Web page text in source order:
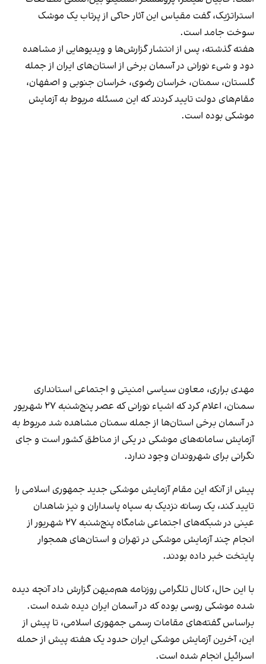
استراتژیک، گفت مقیاس این آثار حاکی از پرتاب یک موشک
سوخت جامد است.
هفته گذشته، پس از انتشار گزارش‌ها و ویدیوهایی از مشاهده
دود و شیء نورانی در آسمان برخی از استان‌های ایران از جمله
گلستان، سمنان، خراسان رضوی، خراسان جنوبی و اصفهان،
مقام‌های دولت تایید کردند که این مسئله مربوط به آزمایش
موشکی بوده است.
مهدی براری، معاون سیاسی امنیتی و اجتماعی استانداری
سمنان، اعلام کرد که اشیاء نورانی که عصر پنج‌شنبه ۲۷ شهریور
در آسمان برخی استان‌ها از جمله سمنان مشاهده شد مربوط به
آزمایش سامانه‌های موشکی در یکی از مناطق کشور است و جای
نگرانی برای شهروندان وجود ندارد.
پیش از آنکه این مقام آزمایش موشکی جدید جمهوری اسلامی را
تایید کند، یک رسانه نزدیک به سپاه پاسداران و نیز شاهدان
عینی در شبکه‌های اجتماعی شامگاه پنج‌شنبه ۲۷ شهریور از
انجام چند آزمایش موشکی در تهران و استان‌های همجوار
پایتخت خبر داده بودند.
با این حال، کانال تلگرامی روزنامه هم‌میهن گزارش داد آنچه دیده
شده موشکی روسی بوده که در آسمان ایران دیده شده‌ است.
براساس گفته‌های مقامات رسمی جمهوری اسلامی، تا پیش از
این، آخرین آزمایش موشکی ایران حدود یک هفته پیش از حمله
اسرائیل انجام شده است.